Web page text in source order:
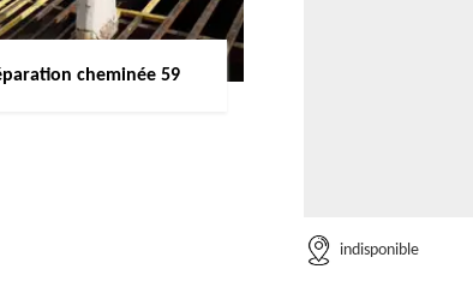
cheminée 59
indisponible